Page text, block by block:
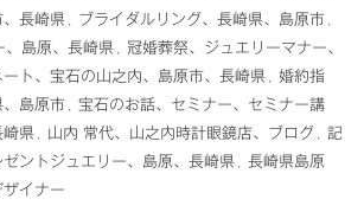
、長崎県
ブライダルリング、長崎県、島原市
、島原、長崎県
冠婚葬祭、ジュエリーマナー、
ト、宝石の山之内、島原市、長崎県
婚約指
、島原市
宝石のお話、セミナー、セミナー講
崎県
山内 常代、山之内時計眼鏡店、ブログ
記
ントジュエリー、島原、長崎県
長崎県島原
イナー